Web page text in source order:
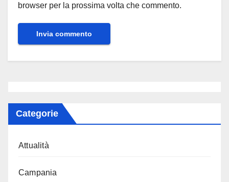
browser per la prossima volta che commento.
Categorie
Attualità
Campania